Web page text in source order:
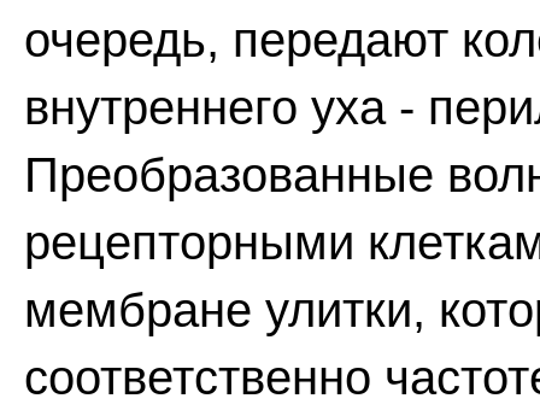
очередь, передают
внутреннего уха -
Преобразованные
рецепторными
мембране улитки,
соответственно